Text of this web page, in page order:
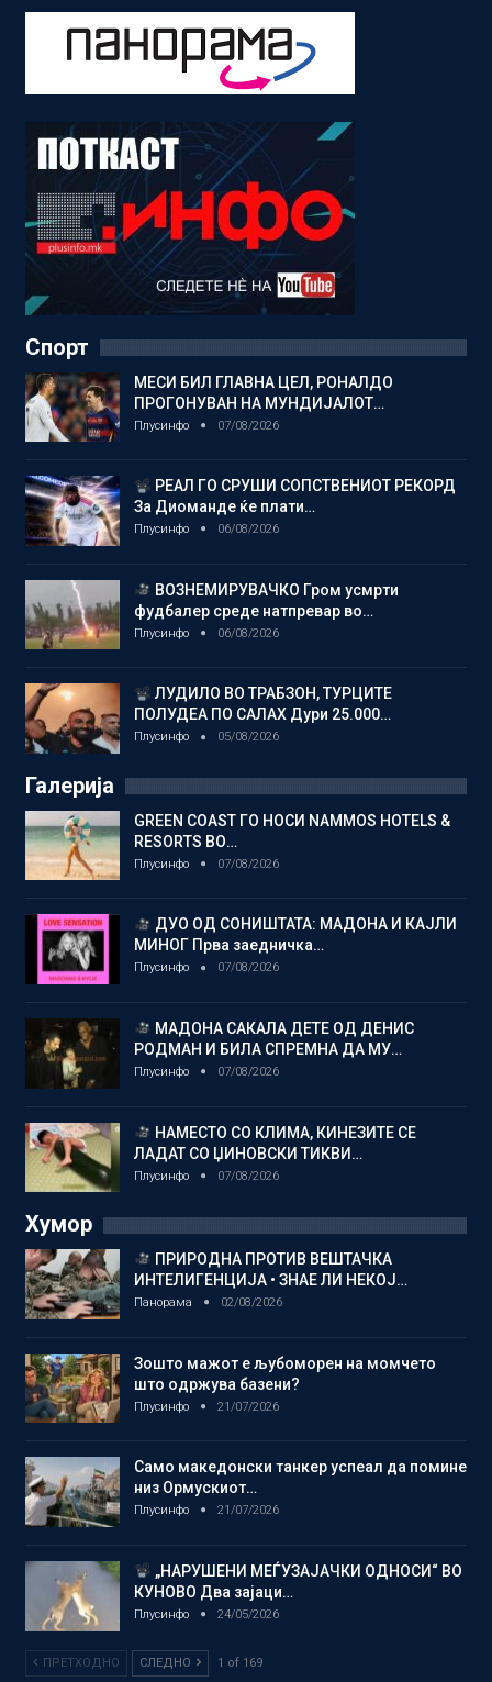
Спорт
МЕСИ БИЛ ГЛАВНА ЦЕЛ, РОНАЛДО
ПРОГОНУВАН НА МУНДИЈАЛОТ…
Плусинфо 07/08/2026
РЕАЛ ГО СРУШИ СОПСТВЕНИОТ РЕКОРД
За Диоманде ќе плати…
Плусинфо 06/08/2026
ВОЗНЕМИРУВАЧКО Гром усмрти
фудбалер среде натпревар во…
Плусинфо 06/08/2026
ЛУДИЛО ВО ТРАБЗОН, ТУРЦИТЕ
ПОЛУДЕА ПО САЛАХ Дури 25.000…
Плусинфо 05/08/2026
Галерија
GREEN COAST ГО НОСИ NAMMOS HOTELS &
RESORTS ВО…
Плусинфо 07/08/2026
ДУО ОД СОНИШТАТА: МАДОНА И КАЈЛИ
МИНОГ Прва заедничка…
Плусинфо 07/08/2026
МАДОНА САКАЛА ДЕТЕ ОД ДЕНИС
РОДМАН И БИЛА СПРЕМНА ДА МУ…
Плусинфо 07/08/2026
НАМЕСТО СО КЛИМА, КИНЕЗИТЕ СЕ
ЛАДАТ СО ЏИНОВСКИ ТИКВИ…
Плусинфо 07/08/2026
Хумор
ПРИРОДНА ПРОТИВ ВЕШТАЧКА
ИНТЕЛИГЕНЦИЈА • ЗНАЕ ЛИ НЕКОЈ…
Панорама 02/08/2026
Зошто мажот е љубоморен на момчето
што одржува базени?
Плусинфо 21/07/2026
Само македонски танкер успеал да помине
низ Ормускиот…
Плусинфо 21/07/2026
„НАРУШЕНИ МЕЃУЗАЈАЧКИ ОДНОСИ“ ВО
КУНОВО Два зајаци…
Плусинфо 24/05/2026
ПРЕТХОДНО СЛЕДНО 1 of 169